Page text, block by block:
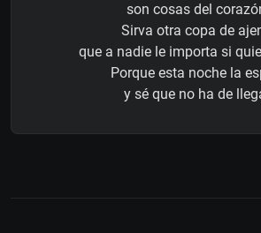
son cosas del
Sirva otra copa de
que a nadie le importa si
Porque esta noche la
y sé que no ha de